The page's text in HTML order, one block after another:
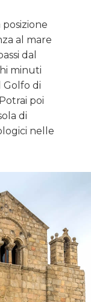
posizione
al mare
dal
minuti
Golfo di
poi
di
nelle